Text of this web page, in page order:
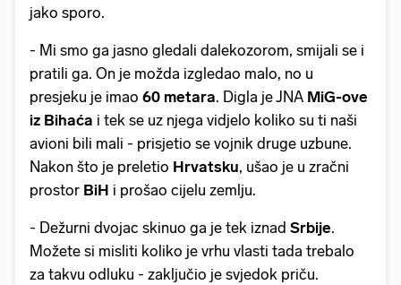
jako sporo.
- Mi smo ga jasno gledali dalekozorom, smijali se i
pratili ga. On je možda izgledao malo, no u
presjeku je imao 60 metara. Digla je JNA MiG-ove
iz Bihaća i tek se uz njega vidjelo koliko su ti naši
avioni bili mali - prisjetio se vojnik druge uzbune.
Nakon što je preletio Hrvatsku, ušao je u zračni
prostor BiH i prošao cijelu zemlju.
- Dežurni dvojac skinuo ga je tek iznad Srbije.
Možete si misliti koliko je vrhu vlasti tada trebalo
za takvu odluku - zaključio je svjedok priču.